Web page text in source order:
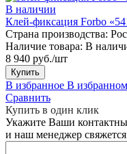
В наличии
Клей-фиксация Forbo
Страна производства:
Наличие товара: В
8 940 руб./шт
Купить
В избранное В избранном
Сравнить
Купить в один клик
Укажите Ваши
и наш менеджер